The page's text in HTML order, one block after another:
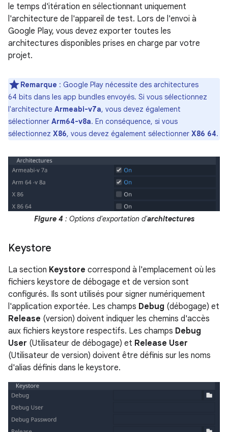
le temps d'itération en sélectionnant uniquement
l'architecture de l'appareil de test. Lors de l'envoi à
Google Play, vous devez exporter toutes les
architectures disponibles prises en charge par votre
projet.
Remarque : Google Play nécessite des architectures
64 bits dans les app bundles envoyés. Si vous sélectionnez
l'architecture Armeabi-v7a, vous devez également
sélectionner Arm64-v8a. En conséquence, si vous
sélectionnez X86, vous devez également sélectionner X86 64.
Figure 4 : Options d'exportation d'architectures
Keystore
La section Keystore correspond à l'emplacement où les
fichiers keystore de débogage et de version sont
configurés. Ils sont utilisés pour signer numériquement
l'application exportée. Les champs Debug (débogage) et
Release (version) doivent indiquer les chemins d'accès
aux fichiers keystore respectifs. Les champs Debug
User (Utilisateur de débogage) et Release User
(Utilisateur de version) doivent être définis sur les noms
d'alias définis dans le keystore.